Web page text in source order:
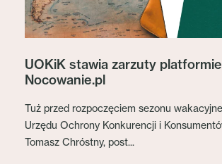
UOKiK stawia zarzuty platformie
Nocowanie.pl
Tuż przed rozpoczęciem sezonu
Urzędu Ochrony Konkurencji i
Tomasz Chróstny, post...